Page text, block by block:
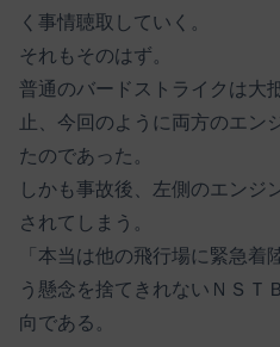
く事情聴取していく。
それもそのはず。
普通のバードストライクは大
止、今回のように両方のエン
たのであった。
しかも事故後、左側のエンジ
されてしまう。
「本当は他の飛行場に緊急
う懸念を捨てきれないＮＳＴ
向である。